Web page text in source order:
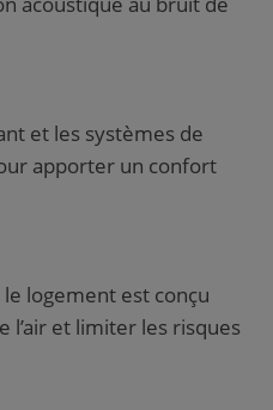
et les systèmes de
apporter un confort
logement est conçu
l’air et limiter les risques